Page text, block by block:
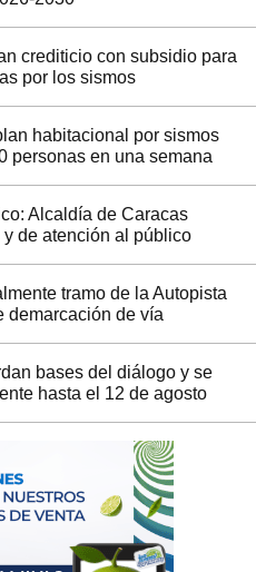
crediticio con subsidio para
por los sismos
habitacional por sismos
personas en una semana
Alcaldía de Caracas
de atención al público
tramo de la Autopista
demarcación de vía
bases del diálogo y se
hasta el 12 de agosto